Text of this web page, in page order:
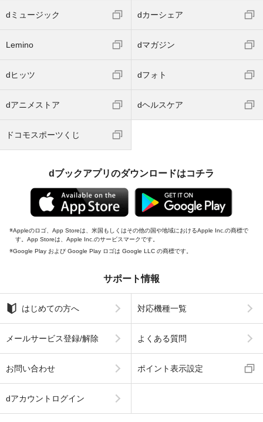
dミュージック dカーシェア
Lemino dマガジン
dヒッツ dフォト
dアニメストア dヘルスケア
ドコモスポーツくじ
dブックアプリのダウンロードはコチラ
Appleのロゴ、App Storeは、米国もしくはその他の国や地域におけるApple Inc.の商標で
す。App Storeは、Apple Inc.のサービスマークです。
Google Play および Google Play ロゴは Google LLC の商標です。
サポート情報
はじめての方へ 対応機種一覧
メールサービス登録/解除 よくある質問
お問い合わせ ポイント表示設定
dアカウントログイン